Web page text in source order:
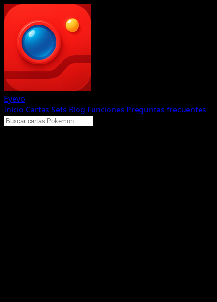
Eyevo
Inicio Cartas Sets Blog Funciones Preguntas frecuentes